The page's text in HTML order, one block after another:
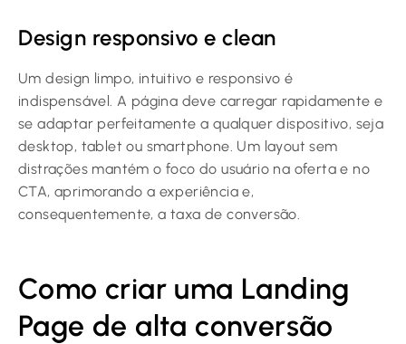
Design responsivo e clean
Um design limpo, intuitivo e responsivo é
indispensável. A página deve carregar rapidamente e
se adaptar perfeitamente a qualquer dispositivo, seja
desktop, tablet ou smartphone. Um layout sem
distrações mantém o foco do usuário na oferta e no
CTA, aprimorando a experiência e,
consequentemente, a taxa de conversão.
Como criar uma Landing
Page de alta conversão